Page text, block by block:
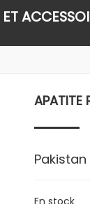
APATITE
Pakistan
En stock